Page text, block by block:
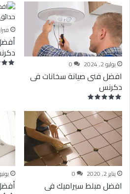
يوليو 2, 2024 0
افضل فنى صيانة سخانات فى
دكرنس
فبراير
يناير 2, 2020 0
افضل مبلط سيراميك فى
يونيو 30,